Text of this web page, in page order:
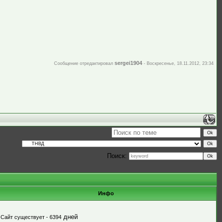
Сообщение отредактировал sergei1904 - Воскресенье, 18.11.2012, 23:34
Поиск:
Инфо
Сайт существует - 6394 дней